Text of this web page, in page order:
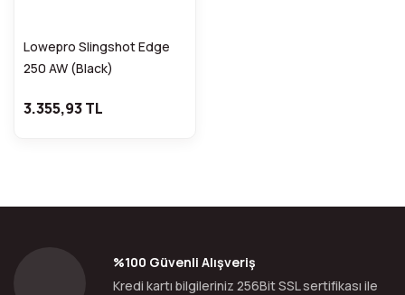
Lowepro Slingshot Edge
250 AW (Black)
3.355,93 TL
%100 Güvenli Alışveriş
Kredi kartı bilgileriniz 256Bit SSL sertifikası ile